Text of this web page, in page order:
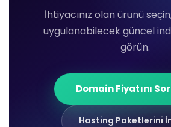
İhtiyacınız olan ürünü
uygulanabilecek güncel
görün.
Domain Fiyatını
Hosting Paketlerini